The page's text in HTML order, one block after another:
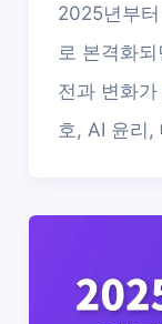
2025년부
로 본격화
전과 변화
호, AI 윤리,